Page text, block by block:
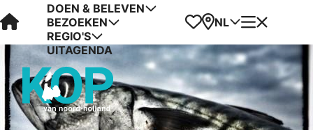
Visit Kop van Holland
DOEN & BELEVEN
BEZOEKEN
REGIO'S
UITAGENDA
Favorieten
Kaart
NL Menu